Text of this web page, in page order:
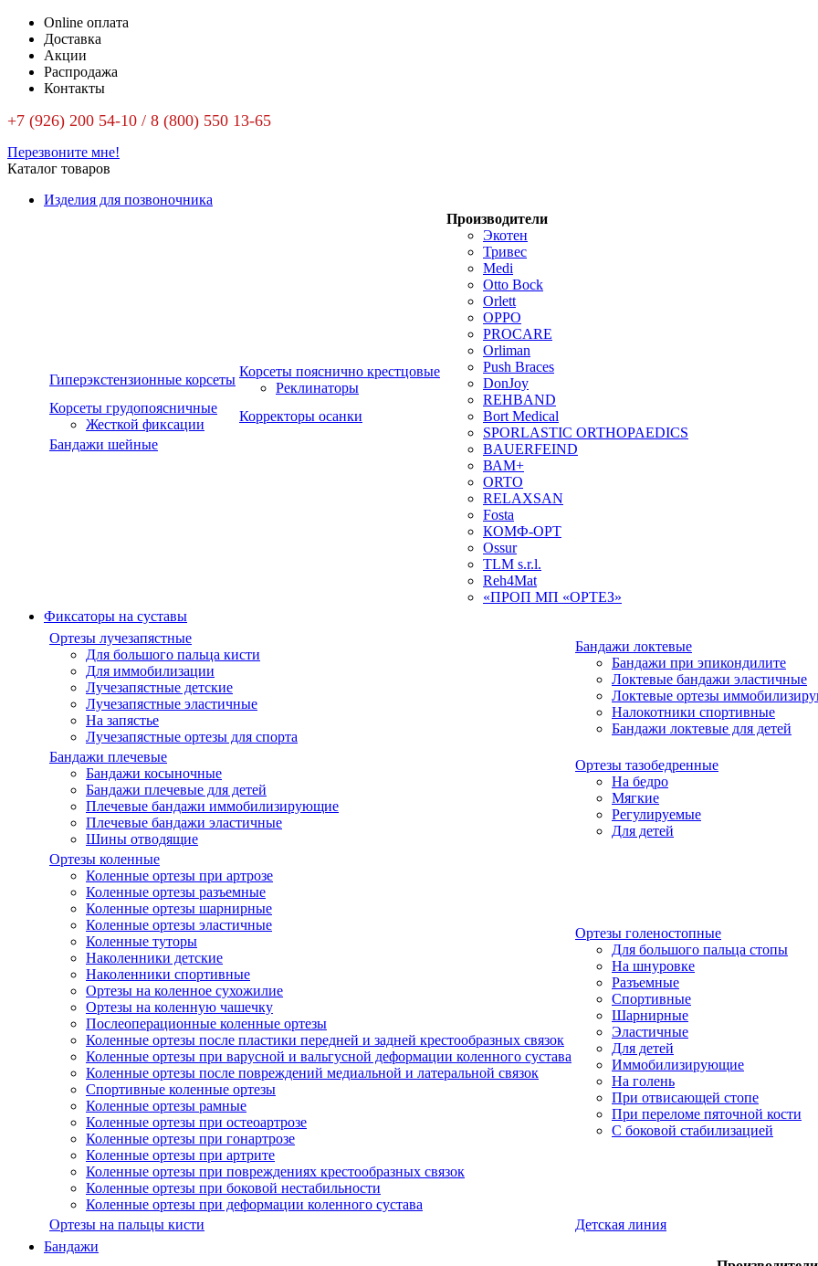
Online оплата
Доставка
Акции
Распродажа
Контакты
+7 (926) 200 54-10 / 8 (800) 550 13-65
Перезвоните мне!
Каталог товаров
Изделия для позвоночника
Гиперэкстензионные корсеты
Корсеты пояснично крестцовые
Реклинаторы
Корсеты грудопоясничные
Жесткой фиксации
Корректоры осанки
Бандажи шейные
Производители
Экотен
Тривес
Medi
Otto Bock
Orlett
OPPO
PROCARE
Orliman
Push Braces
DonJoy
REHBAND
Bort Medical
SPORLASTIC ORTHOPAEDICS
BAUERFEIND
ВАМ+
ORTO
RELAXSAN
Fosta
КОМФ-ОРТ
Ossur
TLM s.r.l.
Reh4Mat
«ПРОП МП «ОРТЕЗ»
Фиксаторы на суставы
Ортезы лучезапястные
Для большого пальца кисти
Для иммобилизации
Лучезапястные детские
Лучезапястные эластичные
На запястье
Лучезапястные ортезы для спорта
Бандажи локтевые
Бандажи при эпикондилите
Локтевые бандажи эластичные
Локтевые ортезы
Налокотники спортивные
Бандажи локтевые для детей
Бандажи плечевые
Бандажи косыночные
Бандажи плечевые для детей
Плечевые бандажи иммобилизирующие
Плечевые бандажи эластичные
Шины отводящие
Ортезы тазобедренные
На бедро
Мягкие
Регулируемые
Для детей
Ортезы коленные
Коленные ортезы при артрозе
Коленные ортезы разъемные
Коленные ортезы шарнирные
Коленные ортезы эластичные
Коленные туторы
Наколенники детские
Наколенники спортивные
Ортезы на коленное сухожилие
Ортезы на коленную чашечку
Послеоперационные коленные ортезы
Коленные ортезы после пластики передней и задней крестообразных связок
Коленные ортезы при варусной и вальгусной деформации коленного сустава
Коленные ортезы после повреждений медиальной и латеральной связок
Спортивные коленные ортезы
Коленные ортезы рамные
Коленные ортезы при остеоартрозе
Коленные ортезы при гонартрозе
Коленные ортезы при артрите
Коленные ортезы при повреждениях крестообразных связок
Коленные ортезы при боковой нестабильности
Коленные ортезы при деформации коленного сустава
Ортезы голеностопные
Для большого пальца стопы
На шнуровке
Разъемные
Спортивные
Шарнирные
Эластичные
Для детей
Иммобилизирующие
На голень
При отвисающей стопе
При переломе пяточной кости
С боковой стабилизацией
Ортезы на пальцы кисти
Детская линия
Бандажи